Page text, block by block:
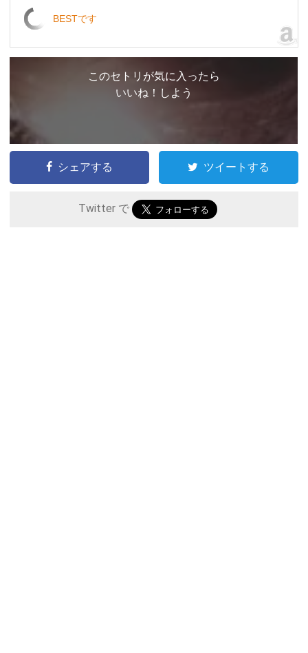
BESTです
このセトリが気に入ったら
いいね！しよう
シェアする ツイートする
Twitter で